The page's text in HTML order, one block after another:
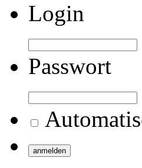
Login
Passwort